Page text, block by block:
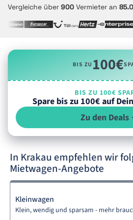
Vergleiche über 900 Vermieter an
BIS ZU100€
BIS ZU 100€
Spare bis zu 100€ auf
Zu den Deals
In Krakau empfehlen wir
Mietwagen-Angebote
Kleinwagen
Klein, wendig und sparsam - mehr